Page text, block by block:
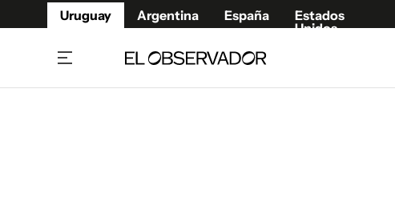
Uruguay Argentina España
Estados
Unidos